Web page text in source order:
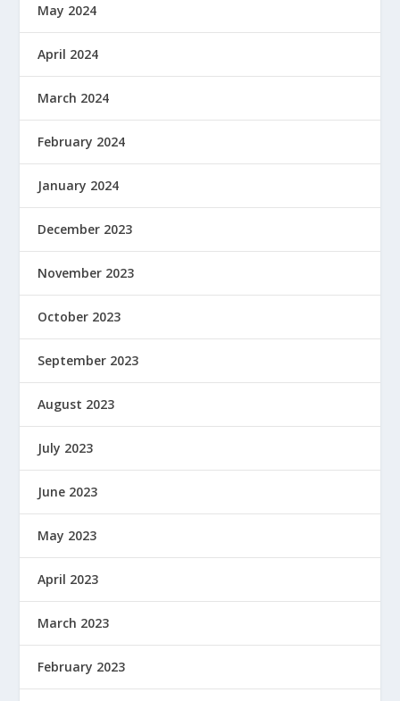
May 2024
April 2024
March 2024
February 2024
January 2024
December 2023
November 2023
October 2023
September 2023
August 2023
July 2023
June 2023
May 2023
April 2023
March 2023
February 2023